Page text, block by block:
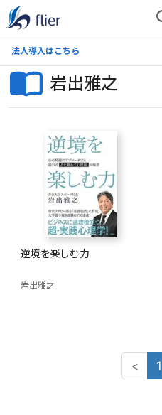
法人導入はこちら
岩出雅之
逆境を楽しむ力
岩出雅之
< 1